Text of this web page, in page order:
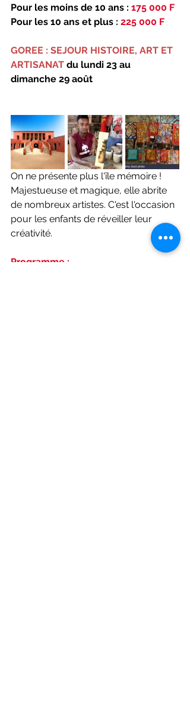
Pour les moins de 10 ans : 175 000 F
Pour les 10 ans et plus : 225 000 F
GOREE : SEJOUR HISTOIRE, ART ET
ARTISANAT du lundi 23 au
dimanche 29 août
On ne présente plus l'île mémoire !
Majestueuse et magique, elle abrite
de nombreux artistes. C'est l'occasion
pour les enfants de réveiller leur
créativité.
Programme :